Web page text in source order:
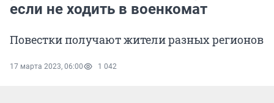
если не ходить в военкомат
Повестки получают жители разных регионов
17 марта 2023, 06:00 1 042